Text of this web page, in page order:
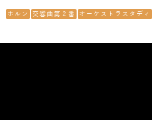
ホルン 交響曲第２番 オーケストラスタディ